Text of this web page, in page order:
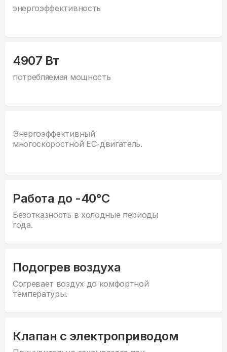
энергоэффективность
4907 Вт
потребляемая мощность
Энергоэффективный
многоскоростной EC-двигатель.
Работа до -40°С
Безотказность в холодные периоды
года.
Подогрев воздуха
Согревает воздух до комфортной
температуры.
Клапан с электроприводом